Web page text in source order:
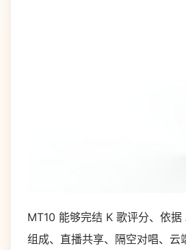
MT10 能够完结 K 歌评分、依据
组成、直播共享、隔空对唱、云